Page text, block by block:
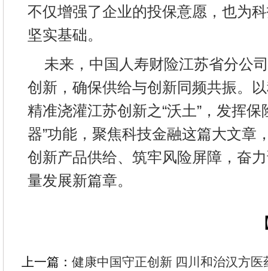
不仅增强了企业的投保意愿，也为
坚实基础。
未来，中国人寿财险江苏省分公
创新，确保供给与创新同频共振。
精准浇灌江苏创新之“沃土”，发挥保
器”功能，聚焦科技金融这篇大文章
创新产品供给、筑牢风险屏障，奋
量发展新篇章。
上一篇： 健康中国守正创新 四川和治汉方